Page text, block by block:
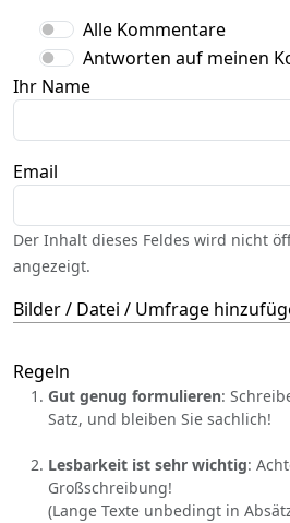
Alle Kommentare
Antworten auf meinen
Ihr Name
Email
Der Inhalt dieses Feldes wird nicht
angezeigt.
Bilder / Datei / Umfrage
Regeln
Gut genug formulieren:
Satz, und bleiben Sie sachlich!
Lesbarkeit ist sehr wichtig:
Großschreibung!
(Lange Texte unbedingt in